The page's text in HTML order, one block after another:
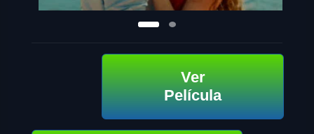
Ver
Película